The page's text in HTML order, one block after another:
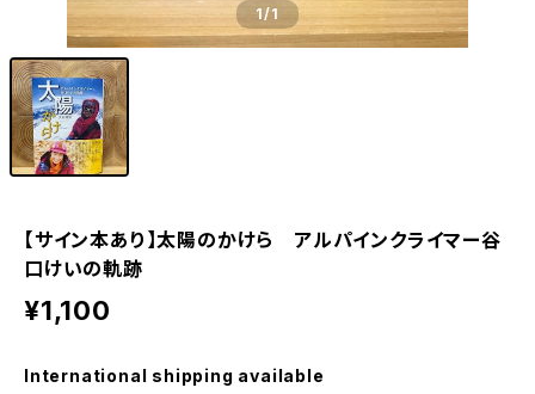
1/1
【サイン本あり】太陽のかけら アルパインクライマー谷
口けいの軌跡
¥1,100
International shipping available